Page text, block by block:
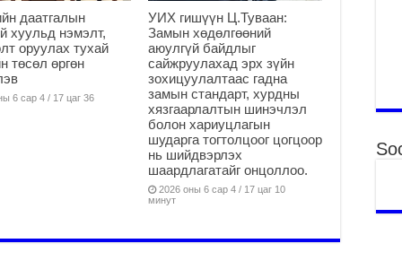
даатгалын
хуульд нэмэлт,
оруулах тухай
төсөл өргөн
6 сар 4 / 17 цаг 36
УИХ гишүүн Ц.Туваан:
Замын хөдөлгөөний
аюулгүй байдлыг
сайжруулахад эрх зүйн
зохицуулалтаас гадна
замын стандарт, хурдны
хязгаарлалтын шинэчлэл
болон хариуцлагын
шударга тогтолцоог цогцоор
нь шийдвэрлэх
шаардлагатайг онцоллоо.
2026 оны 6 сар 4 / 17 цаг 10
минут